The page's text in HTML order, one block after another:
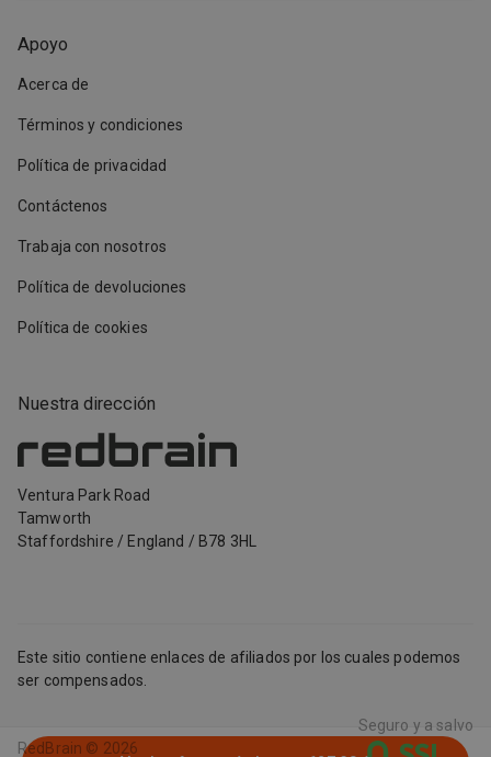
Nuestra dirección
Ventura Park Road
Tamworth
Staffordshire / England / B78 3HL
Apoyo
Acerca de
Términos y condiciones
Política de privacidad
Contáctenos
Trabaja con nosotros
Política de devoluciones
Política de cookies
Este sitio contiene enlaces de afiliados por los cuales podemos
ser compensados.
RedBrain © 2026
Seguro y a salvo